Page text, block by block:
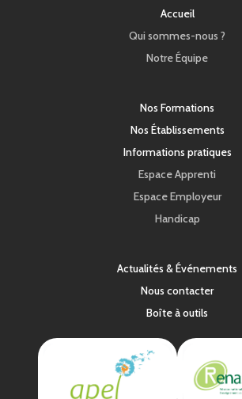
Accueil
Qui sommes-nous ?
Notre Équipe
Nos Formations
Nos Établissements
Informations pratiques
Espace Apprenti
Espace Employeur
Handicap
Actualités & Événements
Nous contacter
Boîte à outils